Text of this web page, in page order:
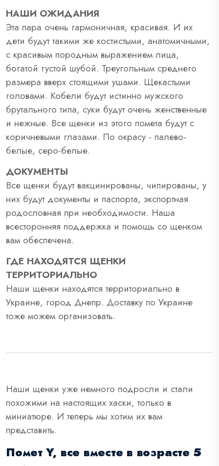
НАШИ ОЖИДАНИЯ
Эта пара очень гармоничная, красивая. И их
дети будут такими же костистыми, анатомичными,
с красивым породным выражением лица,
богатой густой шубой. Треугольным среднего
размера вверх стоящими ушами. Щекастыми
головами. Кобели будут истинно мужского
брутального типа, суки будут очень женственные
и нежные. Все щенки из этого помета будут с
коричневыми глазами. По окрасу - палево-
белые, серо-белые.
ДОКУМЕНТЫ
Все щенки будут вакцинированы, чипированы, у
них будут документы и паспорта, экспортная
родословная при необходимости. Наша
всесторонняя поддержка и помощь со щенком
вам обеспечена.
ГДЕ НАХОДЯТСЯ ЩЕНКИ
ТЕРРИТОРИАЛЬНО
Наши щенки находятся территориально в
Украине, город Днепр. Доставку по Украине
тоже можем организовать.
Наши щенки уже немного подросли и стали
похожими на настоящих хаски, только в
миниатюре. И теперь мы хотим их вам
представить.
Помет Y, все вместе в возрасте 5